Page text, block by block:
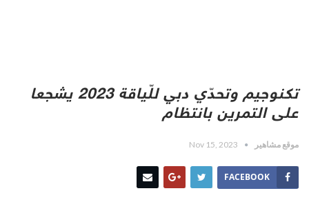
تكنوجيم وتحدّي دبي للّياقة 2023 يشجعا
على التمرين بانتظام
موقع مشاهير Nov 15, 2023
FACEBOOK